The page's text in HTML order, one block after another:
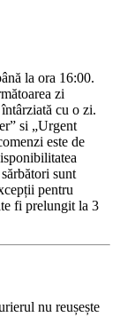
la ora 16:00.
zi
cu o zi.
si „Urgent
este de
sunt
pentru
fi prelungit la 3
nu reușește